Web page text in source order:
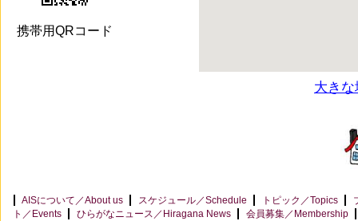
大き
携帯用QRコード
AISについて／About us スケジュール／Schedule トピック／Topics
ト／Events
ひらがなニュース／Hiragana News
会員募集／Membership